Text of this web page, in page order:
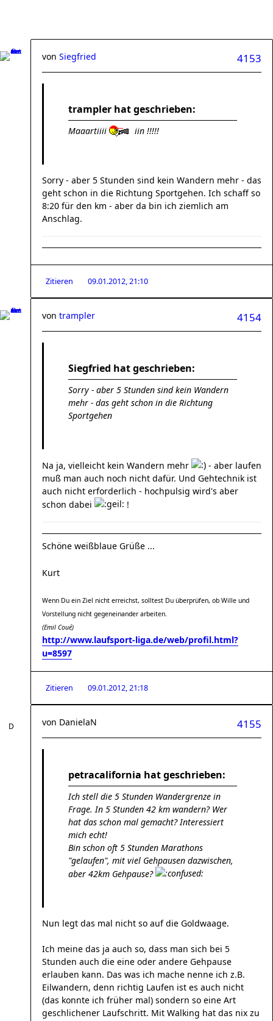
4153
von Siegfried
trampler hat geschrieben:
Maaartiiii iin !!!!!
Sorry - aber 5 Stunden sind kein Wandern mehr - das
geht schon in die Richtung Sportgehen. Ich schaff so
8:20 für den km - aber da bin ich ziemlich am
Anschlag.
Zitieren 09.01.2012, 21:10
4154
von trampler
Siegfried hat geschrieben:
Sorry - aber 5 Stunden sind kein Wandern
mehr - das geht schon in die Richtung
Sportgehen
Na ja, vielleicht kein Wandern mehr
- aber laufen
muß man auch noch nicht dafür. Und Gehtechnik ist
auch nicht erforderlich - hochpulsig wird's aber
schon dabei
!
Schöne weißblaue Grüße ...
Kurt
Wenn Du ein Ziel nicht erreichst, solltest Du überprüfen, ob Wille und
Vorstellung nicht gegeneinander arbeiten.
(Emil Coué)
http://www.laufsport-liga.de/web/profil.html?
u=8597
Zitieren 09.01.2012, 21:18
4155
von DanielaN
petracalifornia hat geschrieben:
Ich stell die 5 Stunden Wandergrenze in
Frage. In 5 Stunden 42 km wandern? Wer
hat das schon mal gemacht? Interessiert
mich echt!
Bin schon oft 5 Stunden Marathons
"gelaufen", mit viel Gehpausen dazwischen,
aber 42km Gehpause?
Nun legt das mal nicht so auf die Goldwaage.
Ich meine das ja auch so, dass man sich bei 5
Stunden auch die eine oder andere Gehpause
erlauben kann. Das was ich mache nenne ich z.B.
Eilwandern, denn richtig Laufen ist es auch nicht
(das konnte ich früher mal) sondern so eine Art
geschlichener Laufschritt. Mit Walking hat das nix zu